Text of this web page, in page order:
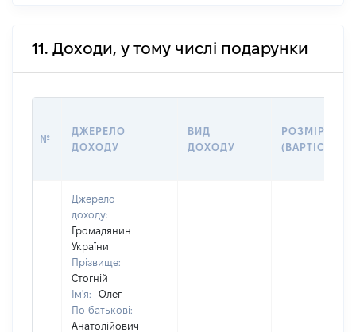
11. Доходи, у тому числі подарунки
№
ДЖЕРЕЛО
ДОХОДУ
ВИД
ДОХОДУ
РОЗМІР
(ВАРТІСТЬ)
Джерело
доходу:
Громадянин
України
Прізвище:
Стогній
Ім'я:
Олег
По батькові:
Анатолійович